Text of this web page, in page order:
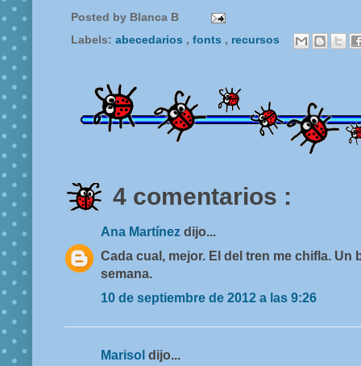
Posted by Blanca B
Labels: abecedarios , fonts , recursos
4 comentarios :
Ana Martínez dijo...
Cada cual, mejor. El del tren me chifla. Un
semana.
10 de septiembre de 2012 a las 9:26
Marisol dijo...